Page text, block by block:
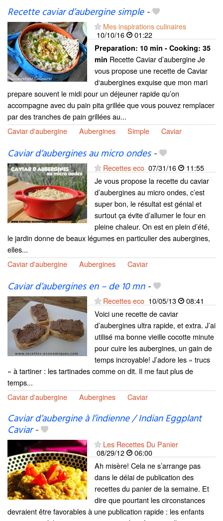
Recette caviar d’aubergine simple-
Mes inspirations culinaires
10/10/16
01:22
Preparation: 10 min - Cooking: 35
min Recette Caviar d’aubergine Je
vous propose une recette de Caviar
d‘aubergines exquise que mon mari
prepare souvent le midi pour un déjeuner rapide qu’on
accompagne avec du pain pita grillée que vous pouvez remplacer
par des tranches de pain grillées au...
Caviar d'aubergine
Aubergines Simple Caviar
Caviar d’aubergines au micro ondes-
Recettes eco 07/31/16
11:55
Je vous propose la recette du caviar
d’aubergines au micro ondes, c’est
super bon, le résultat est génial et
surtout ça évite d’allumer le four en
pleine chaleur. On est en plein d’été,
le jardin donne de beaux légumes en particulier des aubergines,
elles...
Caviar d'aubergine
Aubergines Caviar
Caviar d’aubergines en – de 10 mn-
Recettes eco 10/05/13
08:41
Voici une recette de caviar
d’aubergines ultra rapide, et extra. J’ai
utilisé ma bonne vieille cocotte minute
pour cuire les aubergines, un gain de
temps incroyable! J’adore les « trucs
» à tartiner : les tartinades comme on dit. Il me faut plus de
temps...
Caviar d'aubergine
Aubergines Caviar
Caviar d’aubergine à l’indienne / Indian Eggplant
Caviar-
Les Recettes Du Panier
08/29/12
06:00
Ah misère! Cela ne s’arrange pas
dans le délai de publication des
recettes du panier de la semaine. Et
dire que pourtant les circonstances
devraient être favorables à une publication rapide : les enfants